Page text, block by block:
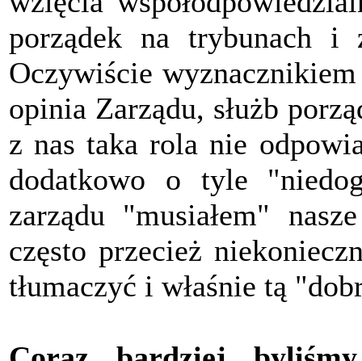
porządek na trybunach i
Oczywiście
opinia Zarządu, służb
z nas taka rola nie
dodatkowo o tyle
zarządu "musiałem"
często przecież
tłumaczyć i właśnie tą